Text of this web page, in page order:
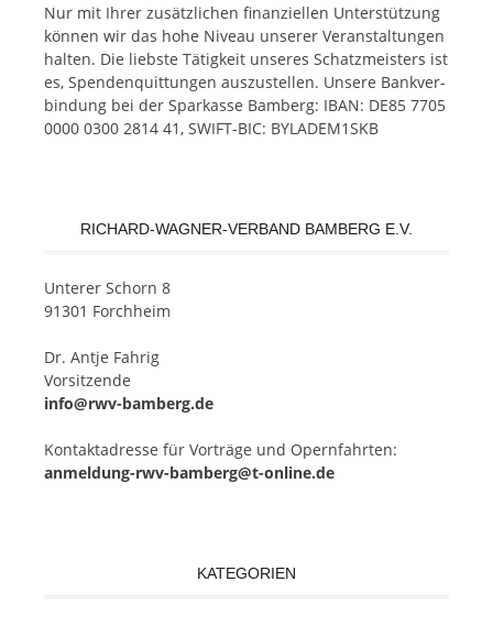
Nur mit Ih­rer zu­sätz­li­chen fi­nan­zi­el­len Un­ter­stüt­zung
kön­nen wir das hohe Ni­veau un­se­rer Ver­an­stal­tun­gen
hal­ten. Die liebs­te Tä­tig­keit un­se­res Schatz­meis­ters ist
es, Spen­den­quit­tun­gen aus­zu­stel­len. Un­se­re Bank­ver­
bin­dung bei der Spar­kas­se Bam­berg: IBAN: DE85 7705
0000 0300 2814 41, SWIFT-BIC: BYLADEM1SKB
RICHARD-WAGNER-VERBAND BAMBERG E.V.
Un­te­rer Schorn 8
91301 Forchheim
Dr. Ant­je Fahrig
Vorsitzende
info@rwv-bamberg.de
Kon­takt­adres­se für Vor­trä­ge und Opern­fahr­ten:
anmeldung-rwv-bamberg@t-online.de
KATEGORIEN